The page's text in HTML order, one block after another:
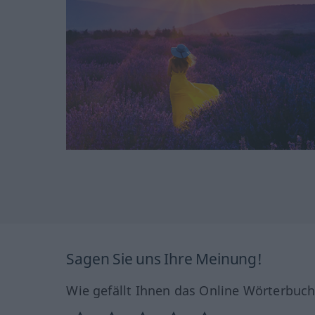
Sagen Sie uns Ihre Meinung!
Wie gefällt Ihnen das Online